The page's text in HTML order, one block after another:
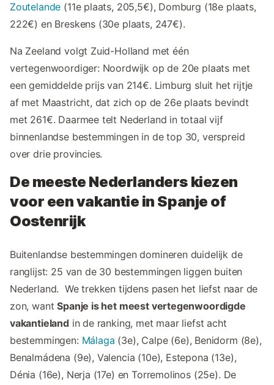
Zoutelande (11e plaats, 205,5€), Domburg (18e plaats,
222€) en Breskens (30e plaats, 247€).
Na Zeeland volgt Zuid-Holland met één
vertegenwoordiger: Noordwijk op de 20e plaats met
een gemiddelde prijs van 214€. Limburg sluit het rijtje
af met Maastricht, dat zich op de 26e plaats bevindt
met 261€. Daarmee telt Nederland in totaal vijf
binnenlandse bestemmingen in de top 30, verspreid
over drie provincies.
De meeste Nederlanders kiezen
voor een vakantie in Spanje of
Oostenrijk
Buitenlandse bestemmingen domineren duidelijk de
ranglijst: 25 van de 30 bestemmingen liggen buiten
Nederland. We trekken tijdens pasen het liefst naar de
zon, wantSpanje is het meest vertegenwoordigde
vakantielandin de ranking, met maar liefst acht
bestemmingen: Málaga (3e), Calpe (6e), Benidorm (8e),
Benalmádena (9e), Valencia (10e), Estepona (13e),
Dénia (16e), Nerja (17e) en Torremolinos (25e). De